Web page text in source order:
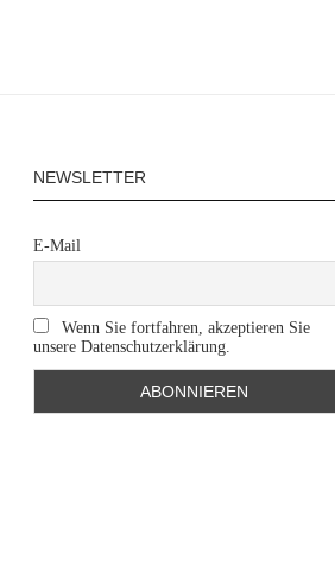
NEWSLETTER
E-Mail
Wenn Sie fortfahren, akzeptieren Sie
unsere Datenschutzerklärung.